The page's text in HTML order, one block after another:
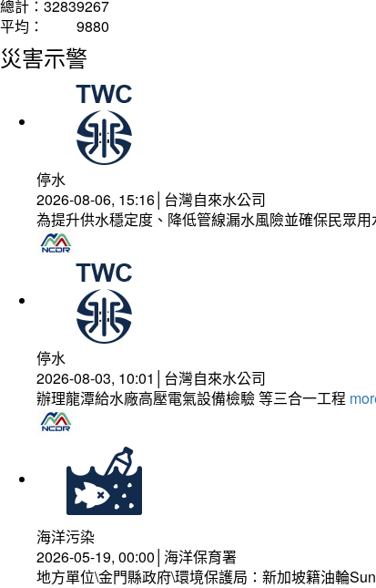
總計： 32839267
平均：
9880
災害示警
停水
2026-08-06, 15:16│台灣自來水公司
為提升供水穩定度、降低管線漏水風險並確保民眾
停水
2026-08-03, 10:01│台灣自來水公司
辦理龍潭給水廠高壓電氣設備檢驗 等三合一工程
海洋污染
2026-05-19, 00:00│海洋保育署
地方單位\金門縣政府\環境保護局：新加坡籍油輪